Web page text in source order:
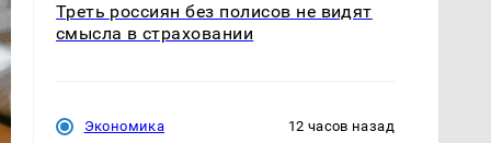
Треть россиян без полисов не видят
смысла в страховании
Экономика 12 часов назад